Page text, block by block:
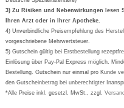
Formoline
Wick
Eucerin
Basica
3) Zu Risiken und Nebenwirkungen lesen
Ihren Arzt oder in Ihrer Apotheke.
4) Unverbindliche Preisempfehlung des
vorgeschriebene Mehrwertsteuer.
5) Gutschein gültig bei Erstbestellung
Einlösung über Pay-Pal Express möglich.
Bestellung. Gutschein nur einmal pro Kunde
den Gutscheinbetrag bei unberechtigter
*Alle Preise inkl. gesetzl. MwSt., zzgl.